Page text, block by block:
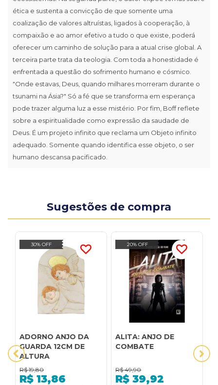
ética e sustenta a convicção de que somente uma
coalização de valores altruístas, ligados à cooperação, à
compaixão e ao amor efetivo a tudo o que existe, poderá
oferecer um caminho de solução para a atual crise global. A
terceira parte trata da teologia. Com toda a honestidade é
enfrentada a questão do sofrimento humano e cósmico.
"Onde estavas, Deus, quando milhares morreram durante o
tsunami na Ásia?" Só a fé que se transforma em esperança
pode trazer alguma luz a esse mistério. Por fim, Boff reflete
sobre a espiritualidade como expressão da saudade de
Deus. É um projeto infinito que reclama um Objeto infinito
adequado. Somente quando identifica esse objeto, o ser
humano descansa pacificado.
Sugestões de compra
30% OFF
ADORNO ANJO DA
GUARDA 12CM DE
ALTURA
R$ 19,80
R$ 13,86
20% OFF
ALITA: ANJO DE
COMBATE
R$ 49,90
R$ 39,92